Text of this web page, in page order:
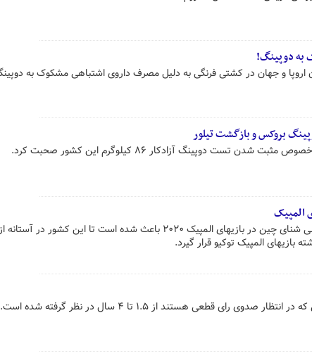
به دوپینگ!
اروپا و جهان در کشتی فرنگی به دلیل مصرف داروی اشتباهی مشکوک به
بروکس و بازگشت تیلور
دوپینگ آزادکار ۸۶ کیلوگرم این کشور صحبت کرد.
المپیک
افشای دوپینگ مخفیانه اعضای تیم ملی شنای چین در بازیهای المپیک ۲۰۲۰ باعث شده است تا این
المپیک توکیو قرار گیرد.
رای قطعی هستند از ۱.۵ تا ۴ سال در نظر گرفته شده است.